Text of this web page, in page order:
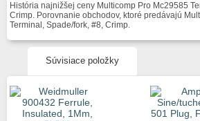
História najnižšej ceny Multicomp Pro Mc29585
Crimp. Porovnanie obchodov, ktoré predávajú
Terminal, Spade/fork, #8, Crimp.
Súvisiace položky